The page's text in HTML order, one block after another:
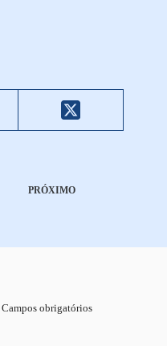
PRÓXIMO
Campos obrigatórios